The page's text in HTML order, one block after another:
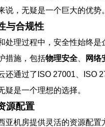
说，无疑是一个巨大的优势。
与合规性
处理过程中，安全性始终
措施，包括物理安全 网络
还通过了ISO 27001、ISO
疑是一个理想的选择。
源配置
亚机房提供灵活的资源配